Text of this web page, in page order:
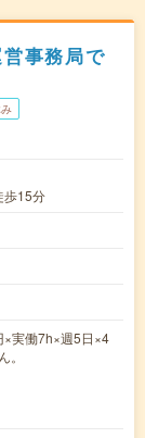
事務局で
歩15分
実働7h×週5日×4